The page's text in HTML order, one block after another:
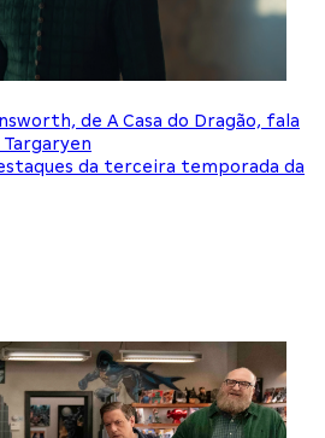
de A Casa do Dragão, fala
da terceira temporada da